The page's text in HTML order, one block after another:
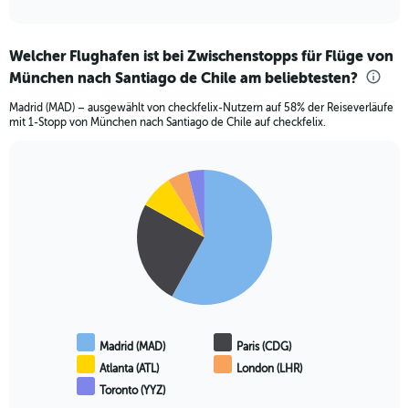
Welcher Flughafen ist bei Zwischenstopps für Flüge von
München nach Santiago de Chile am beliebtesten?
Madrid (MAD) – ausgewählt von checkfelix-Nutzern auf 58% der Reiseverläufe
mit 1-Stopp von München nach Santiago de Chile auf checkfelix.
Madrid (MAD)
Paris (CDG)
Atlanta (ATL)
London (LHR)
Toronto (YYZ)